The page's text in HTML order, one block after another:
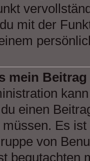
mit der
mein
einen
Es
von
begutachten